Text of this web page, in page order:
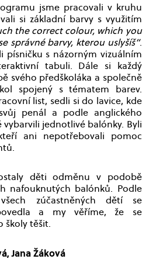
jsme pracovali v kruhu
si základní barvy s využitím
the correct colour, which you
správné barvy, kterou uslyšíš“.
písničku s názorným vizuálním
tabuli. Dále si každý
svého předškoláka a společně
spojený s tématem barev.
list, sedli si do lavice, kde
penál a podle anglického
jednotlivé balónky. Byli
ani nepotřebovali pomoc
děti odměnu v podobě
nafouknutých balónků. Podle
zúčastněných dětí se
a my věříme, že se
školy těšit.
Jana Žáková